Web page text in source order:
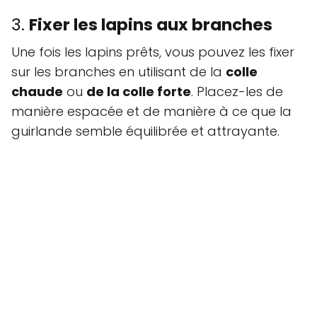
3. Fixer les lapins aux branches
Une fois les lapins prêts, vous pouvez les fixer
sur les branches en utilisant de la colle
chaude ou de la colle forte. Placez-les de
manière espacée et de manière à ce que la
guirlande semble équilibrée et attrayante.